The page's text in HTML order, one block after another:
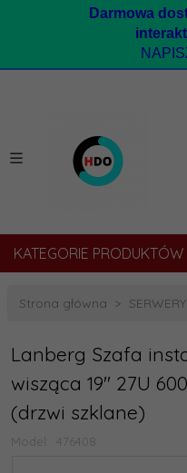
Darmowa
KATEGORIE PRODUKTÓW
Strona główna
Lanberg Szafa
wisząca 19'' 27U
(drzwi szklane)
Model: 476408